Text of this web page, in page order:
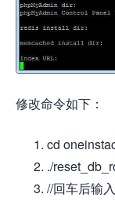
修改命令如下：
cd
./
//回车后输